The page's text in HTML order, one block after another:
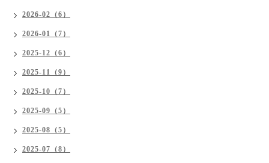
2026-02（6）
2026-01（7）
2025-12（6）
2025-11（9）
2025-10（7）
2025-09（5）
2025-08（5）
2025-07（8）